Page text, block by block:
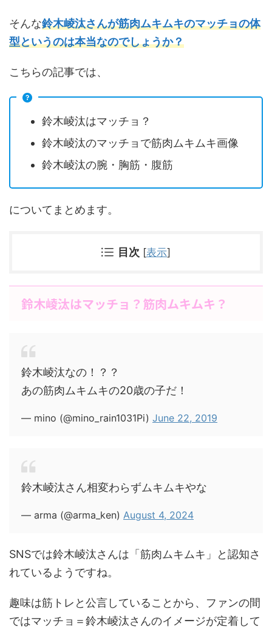
そんな鈴木崚汰さんが筋肉ムキムキのマッチョの体
型というのは本当なのでしょうか？
こちらの記事では、
鈴木崚汰はマッチョ？
鈴木崚汰のマッチョで筋肉ムキムキ画像
鈴木崚汰の腕・胸筋・腹筋
についてまとめます。
目次 [表示]
鈴木崚汰はマッチョ？筋肉ムキムキ？
鈴木崚汰なの！？？
あの筋肉ムキムキの20歳の子だ！
— mino (@mino_rain1031Pi) June 22, 2019
鈴木崚汰さん相変わらずムキムキやな
— arma (@arma_ken) August 4, 2024
SNSでは鈴木崚汰さんは「筋肉ムキムキ」と認知さ
れているようですね。
趣味は筋トレと公言していることから、ファンの間
ではマッチョ＝鈴木崚汰さんのイメージが定着して